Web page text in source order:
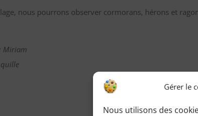
Gérer le
Nous utilisons des
nous pourrons observer cormorans, hérons et
Miriam